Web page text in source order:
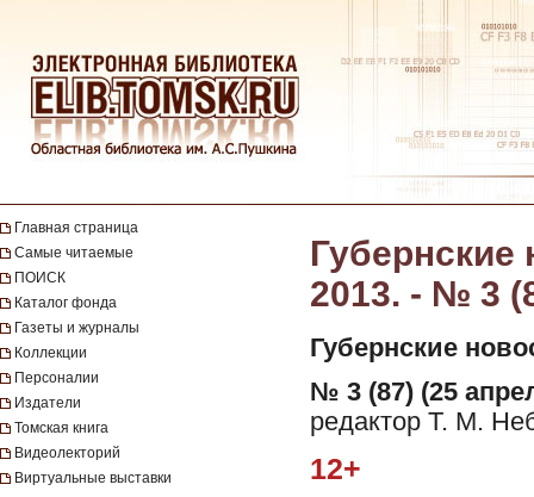
Главная страница
Самые читаемые
ПОИСК
Каталог фонда
Газеты и журналы
Коллекции
Персоналии
Издатели
Томская книга
Видеолекторий
Виртуальные выставки
Губернские
2013. - № 3
Губернские
№ 3 (87) (25
редактор Т. М.
12+